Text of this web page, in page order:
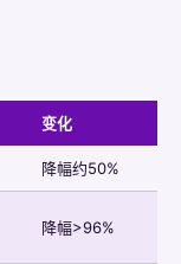
变化
降幅约50%
降幅>96%